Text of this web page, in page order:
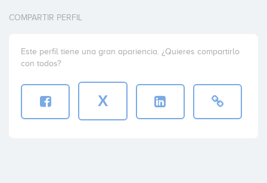
COMPARTIR PERFIL
Este perfil tiene una gran apariencia. ¿Quieres compartirlo
con todos?
X